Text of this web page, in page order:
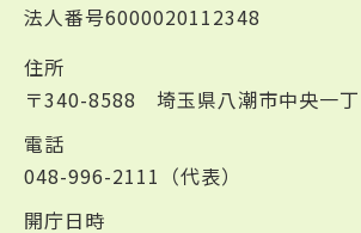
法人番号6000020112348
住所
〒340-8588 埼玉県八潮市中央一
電話
048-996-2111（代表）
開庁日時